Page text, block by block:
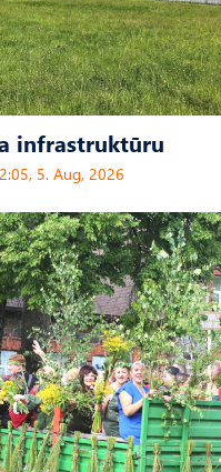
infrastruktūru
5. Aug, 2026